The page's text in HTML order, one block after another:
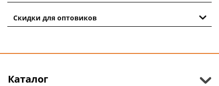
Скидки для оптовиков
Каталог